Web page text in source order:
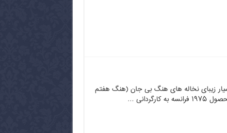
زیبای نخاله های هنگ بی جان (هنگ هفتم
کارگردانی …